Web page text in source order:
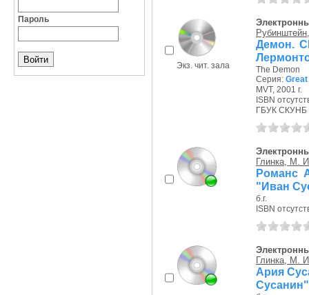
Пароль
Экз. чит. зала
Демон.
The Demon
Серия:
MVT, 2001 г.
ISBN
ГБУК
Глинка, М.
Романс
"Иван
б.г.
ISBN
Глинка, М.
Ария